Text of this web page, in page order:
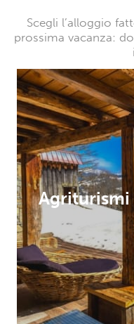
Scegli l’alloggio
prossima vacanza:
Agriturismi